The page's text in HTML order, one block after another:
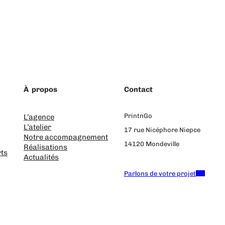
À propos
L’agence
L’atelier
Notre accompagnement
Réalisations
Actualités
Contact
PrintnGo
17 rue Nicéphore Niepce
14120 Mondeville
Parlons de votre projet